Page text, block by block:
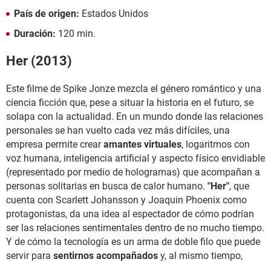
País de origen: Estados Unidos
Duración: 120 min.
Her (2013)
Este filme de Spike Jonze mezcla el género romántico y una
ciencia ficción que, pese a situar la historia en el futuro, se
solapa con la actualidad. En un mundo donde las relaciones
personales se han vuelto cada vez más difíciles, una
empresa permite crearamantes virtuales, logaritmos con
voz humana, inteligencia artificial y aspecto físico envidiable
(representado por medio de hologramas) que acompañan a
personas solitarias en busca de calor humano. "Her", que
cuenta con Scarlett Johansson y Joaquin Phoenix como
protagonistas, da una idea al espectador de cómo podrían
ser las relaciones sentimentales dentro de no mucho tiempo.
Y de cómo la tecnología es un arma de doble filo que puede
servir para sentirnos acompañados y, al mismo tiempo,